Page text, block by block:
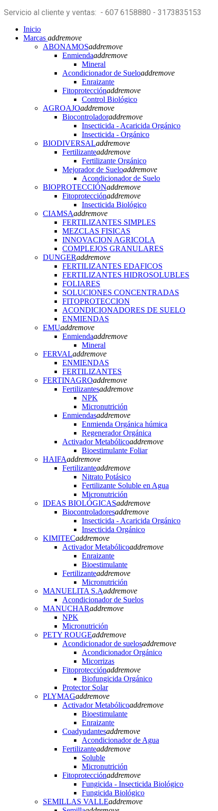
Servicio al cliente y ventas: - 607 6158880 - 3173835153
Inicio
Marcas addremove
ABONAMOSaddremove
Enmiendaaddremove
Mineral
Acondicionador de Sueloaddremove
Enraizante
Fitoprotecciónaddremove
Control Biológico
AGROAJOaddremove
Biocontroladoraddremove
Insecticida - Acaricida Orgánico
Insecticida - Orgánico
BIODIVERSALaddremove
Fertilizanteaddremove
Fertilizante Orgánico
Mejorador de Sueloaddremove
Acondicionador de Suelo
BIOPROTECCIÓNaddremove
Fitoprotecciónaddremove
Insecticida Biológico
CIAMSAaddremove
FERTILIZANTES SIMPLES
MEZCLAS FISICAS
INNOVACION AGRICOLA
COMPLEJOS GRANULARES
DUNGERaddremove
FERTILIZANTES EDAFICOS
FERTILIZANTES HIDROSOLUBLES
FOLIARES
SOLUCIONES CONCENTRADAS
FITOPROTECCION
ACONDICIONADORES DE SUELO
ENMIENDAS
EMUaddremove
Enmiendaaddremove
Mineral
FERVALaddremove
ENMIENDAS
FERTILIZANTES
FERTINAGROaddremove
Fertilizantesaddremove
NPK
Micronutrición
Enmiendasaddremove
Enmienda Orgánica húmica
Regenerador Orgánica
Activador Metabólicoaddremove
Bioestimulante Foliar
HAIFAaddremove
Fertilizanteaddremove
Nitrato Potásico
Fertilizante Soluble en Agua
Micronutrición
IDEAS BIOLÓGICASaddremove
Biocontroladoresaddremove
Insecticida - Acaricida Orgánico
Insecticida Orgánico
KIMITECaddremove
Activador Metabólicoaddremove
Enraizante
Bioestimulante
Fertilizanteaddremove
Micronutrición
MANUELITA S.Aaddremove
Acondicionador de Suelos
MANUCHARaddremove
NPK
Micronutrición
PETY ROUGEaddremove
Acondicionador de suelosaddremove
Acondicionador Orgánico
Micorrizas
Fitoprotecciónaddremove
Biofungicida Orgánico
Protector Solar
PLYMAGaddremove
Activador Metabólicoaddremove
Bioestimulante
Enraizante
Coadyudantesaddremove
Acondicionador de Agua
Fertilizanteaddremove
Soluble
Micronutrición
Fitoprotecciónaddremove
Fungicida - Insecticida Biológico
Fungicida Biológico
SEMILLAS VALLEaddremove